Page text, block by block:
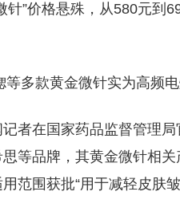
针”价格悬殊，从580元到
等多款黄金微针实为高频
者在国家药品监督管理
等品牌，其黄金微针相
范围获批“用于减轻皮肤